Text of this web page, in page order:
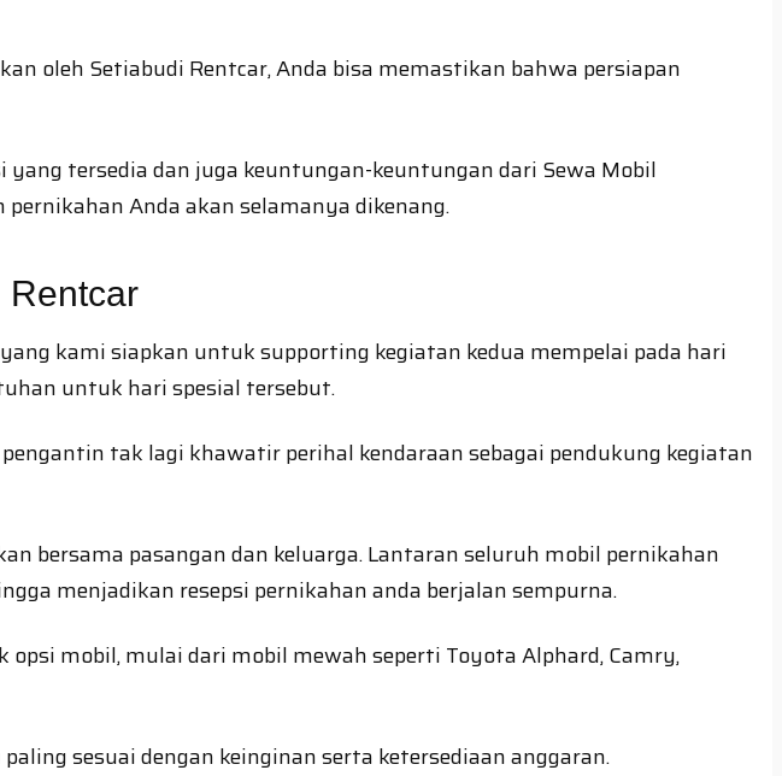
oleh Setiabudi Rentcar, Anda bisa memastikan bahwa persiapan
tersedia dan juga keuntungan-keuntungan dari Sewa Mobil
Anda akan selamanya dikenang.
Rentcar
kami siapkan untuk supporting kegiatan kedua mempelai pada hari
untuk hari spesial tersebut.
tak lagi khawatir perihal kendaraan sebagai pendukung kegiatan
bersama pasangan dan keluarga. Lantaran seluruh mobil pernikahan
menjadikan resepsi pernikahan anda berjalan sempurna.
mobil, mulai dari mobil mewah seperti Toyota Alphard, Camry,
sesuai dengan keinginan serta ketersediaan anggaran.